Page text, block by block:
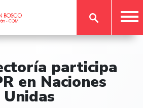
participa
en Naciones
Unidas